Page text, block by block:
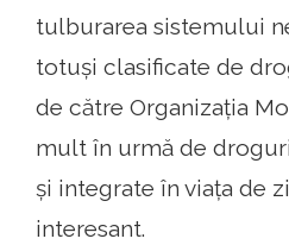
tulburarea sistemului
totuși clasificate de
de către Organizația
mult în urmă de
și integrate în viața de
interesant.